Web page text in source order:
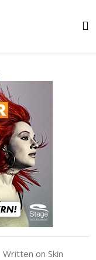
Written on Skin